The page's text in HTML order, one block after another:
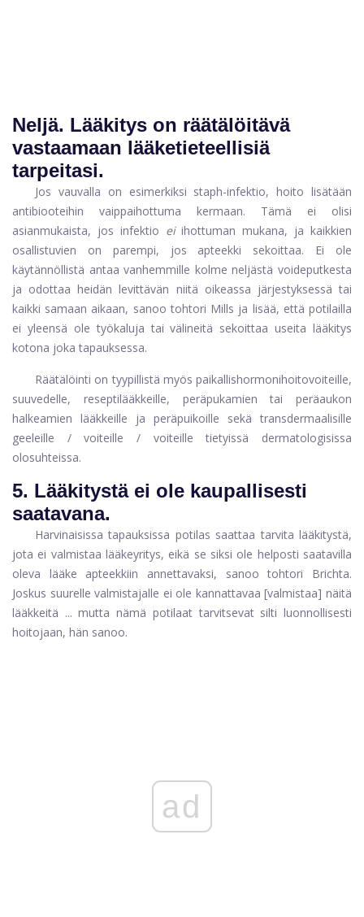
Neljä. Lääkitys on räätälöitävä
vastaamaan lääketieteellisiä
tarpeitasi.
Jos vauvalla on esimerkiksi staph-infektio, hoito lisätään
antibiooteihin vaippaihottuma kermaan. Tämä ei olisi
asianmukaista, jos infektio ei ihottuman mukana, ja kaikkien
osallistuvien on parempi, jos apteekki sekoittaa. Ei ole
käytännöllistä antaa vanhemmille kolme neljästä voideputkesta
ja odottaa heidän levittävän niitä oikeassa järjestyksessä tai
kaikki samaan aikaan, sanoo tohtori Mills ja lisää, että potilailla
ei yleensä ole työkaluja tai välineitä sekoittaa useita lääkitys
kotona joka tapauksessa.
Räätälöinti on tyypillistä myös paikallishormonihoitovoiteille,
suuvedelle, reseptilääkkeille, peräpukamien tai peräaukon
halkeamien lääkkeille ja peräpuikoille sekä transdermaalisille
geeleille / voiteille / voiteille tietyissä dermatologisissa
olosuhteissa.
5. Lääkitystä ei ole kaupallisesti
saatavana.
Harvinaisissa tapauksissa potilas saattaa tarvita lääkitystä,
jota ei valmistaa lääkeyritys, eikä se siksi ole helposti saatavilla
oleva lääke apteekkiin annettavaksi, sanoo tohtori Brichta.
Joskus suurelle valmistajalle ei ole kannattavaa [valmistaa] näitä
lääkkeitä ... mutta nämä potilaat tarvitsevat silti luonnollisesti
hoitojaan, hän sanoo.
ad